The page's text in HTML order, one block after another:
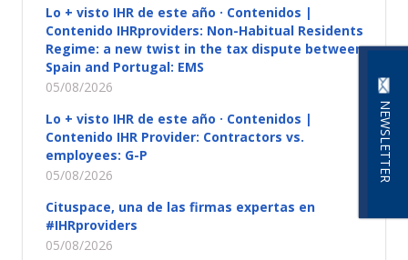
NEWSLETTER
Lo + visto IHR de este año · Contenidos |
Contenido IHRproviders: Non-Habitual Residents
Regime: a new twist in the tax dispute between
Spain and Portugal: EMS
05/08/2026
Lo + visto IHR de este año · Contenidos |
Contenido IHR Provider: Contractors vs.
employees: G-P
05/08/2026
Cituspace, una de las firmas expertas en
#IHRproviders
05/08/2026